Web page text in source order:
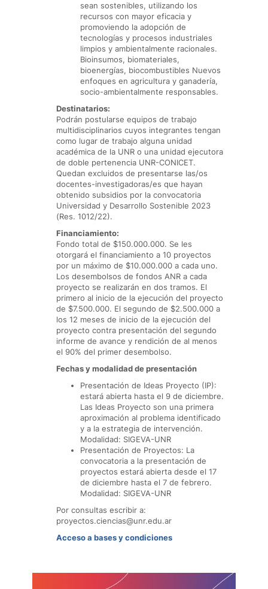
sean sostenibles, utilizando los
recursos con mayor eficacia y
promoviendo la adopción de
tecnologías y procesos industriales
limpios y ambientalmente racionales.
Bioinsumos, biomateriales,
bioenergías, biocombustibles Nuevos
enfoques en agricultura y ganadería,
socio-ambientalmente responsables.
Destinatarios:
Podrán postularse equipos de trabajo
multidisciplinarios cuyos integrantes tengan
como lugar de trabajo alguna unidad
académica de la UNR o una unidad ejecutora
de doble pertenencia UNR-CONICET.
Quedan excluidos de presentarse las/os
docentes-investigadoras/es que hayan
obtenido subsidios por la convocatoria
Universidad y Desarrollo Sostenible 2023
(Res. 1012/22).
Financiamiento:
Fondo total de $150.000.000. Se les
otorgará el financiamiento a 10 proyectos
por un máximo de $10.000.000 a cada uno.
Los desembolsos de fondos ANR a cada
proyecto se realizarán en dos tramos. El
primero al inicio de la ejecución del proyecto
de $7.500.000. El segundo de $2.500.000 a
los 12 meses de inicio de la ejecución del
proyecto contra presentación del segundo
informe de avance y rendición de al menos
el 90% del primer desembolso.
Fechas y modalidad de presentación
Presentación de Ideas Proyecto (IP):
estará abierta hasta el 9 de diciembre.
Las Ideas Proyecto son una primera
aproximación al problema identificado
y a la estrategia de intervención.
Modalidad: SIGEVA-UNR
Presentación de Proyectos: La
convocatoria a la presentación de
proyectos estará abierta desde el 17
de diciembre hasta el 7 de febrero.
Modalidad: SIGEVA-UNR
Por consultas escribir a:
proyectos.ciencias@unr.edu.ar
Acceso a bases y condiciones